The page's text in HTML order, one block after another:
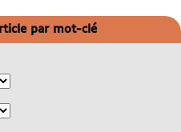
par mot-clé